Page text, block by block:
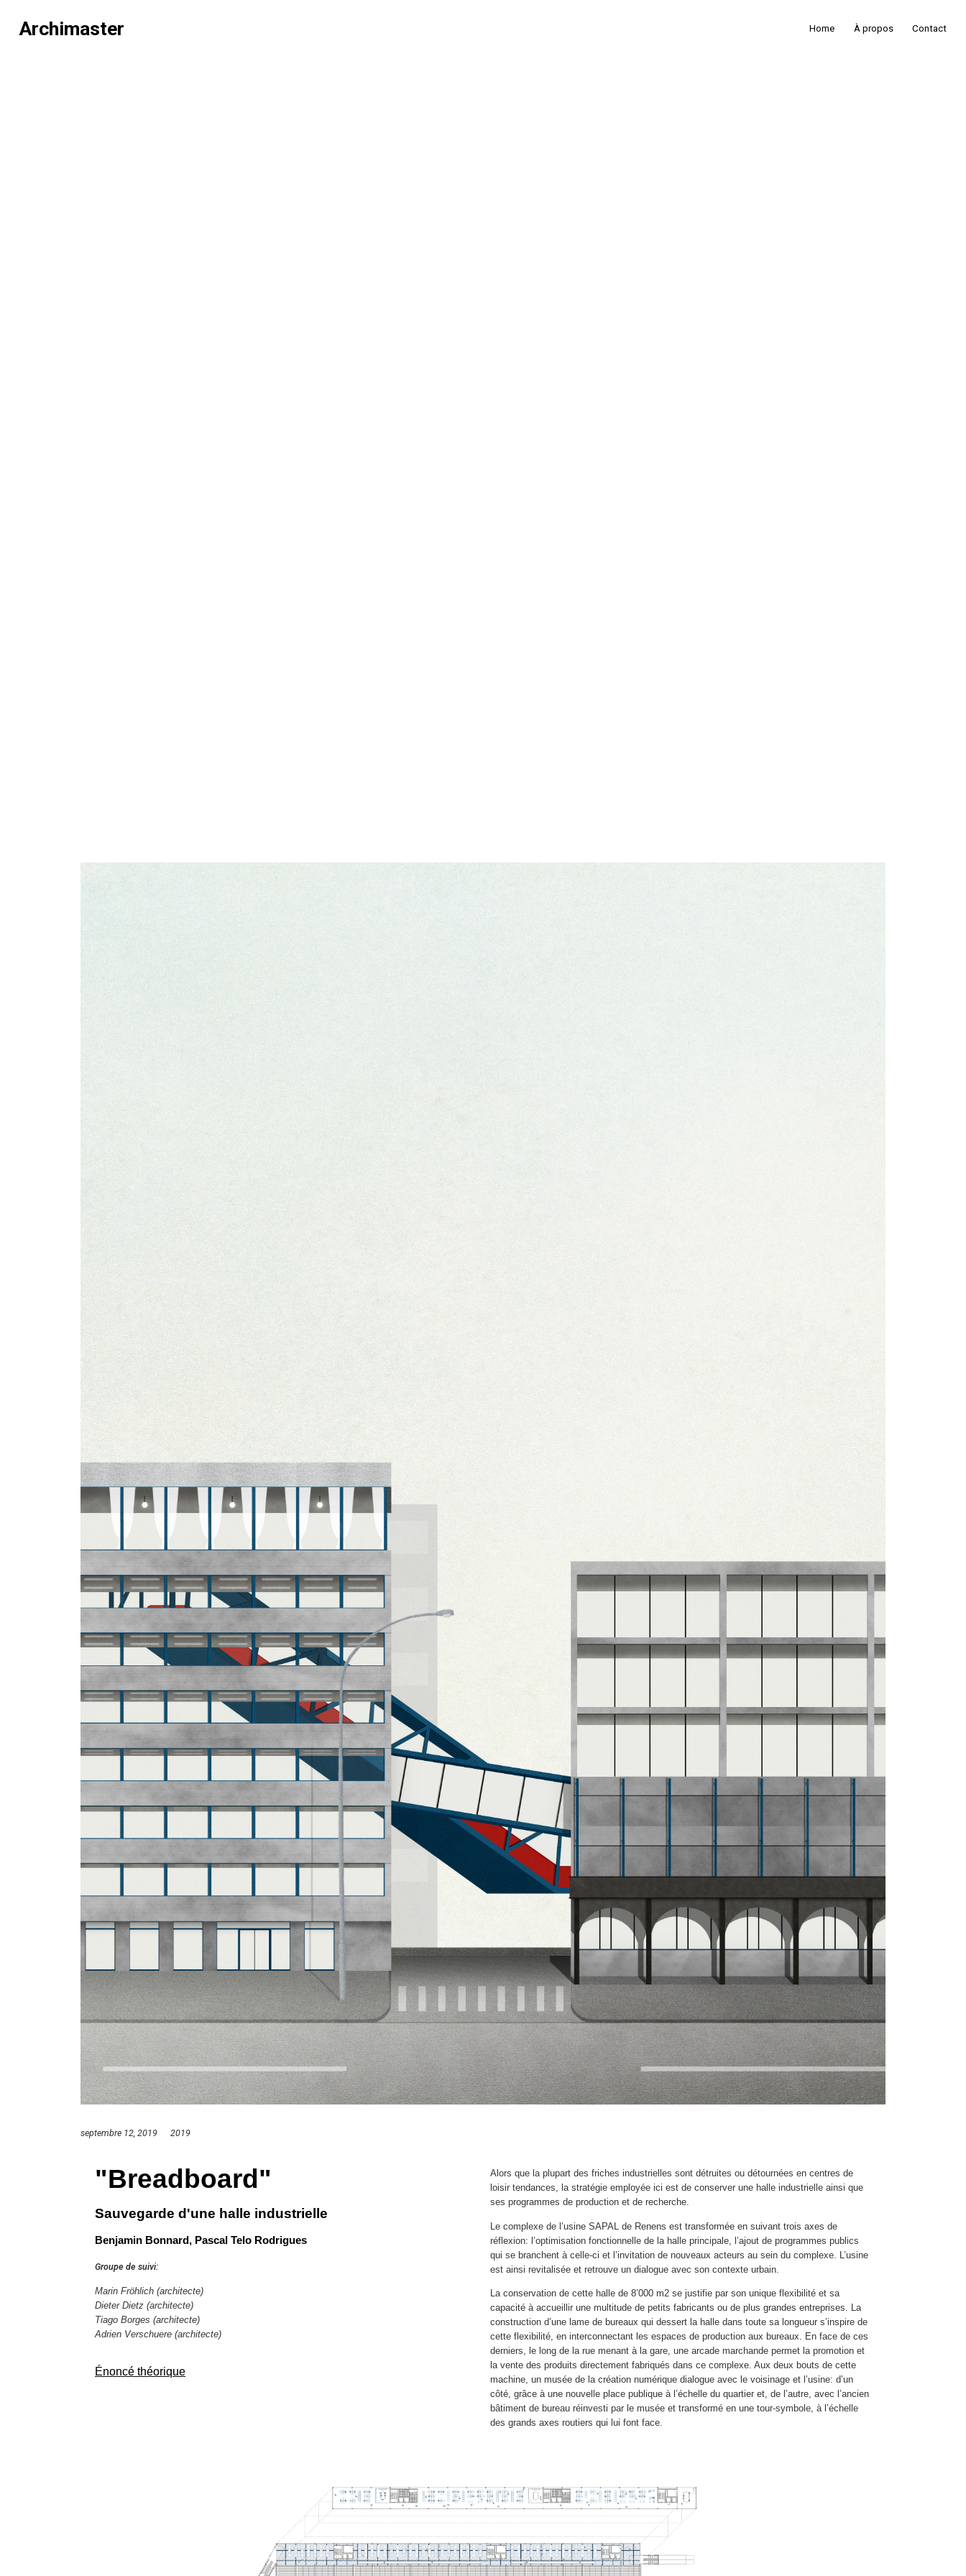
Archimaster Home À propos Contact
septembre 12, 2019 2019
"Breadboard"
Sauvegarde d'une halle industrielle
Benjamin Bonnard, Pascal Telo Rodrigues
Groupe de suivi:
Marin Fröhlich (architecte)
Dieter Dietz (architecte)
Tiago Borges (architecte)
Adrien Verschuere (architecte)
Énoncé théorique
Alors que la plupart des friches industrielles sont détruites ou détournées en centres de
loisir tendances, la stratégie employée ici est de conserver une halle industrielle ainsi que
ses programmes de production et de recherche.
Le complexe de l’usine SAPAL de Renens est transformée en suivant trois axes de
réflexion: l’optimisation fonctionnelle de la halle principale, l’ajout de programmes publics
qui se branchent à celle-ci et l’invitation de nouveaux acteurs au sein du complexe. L’usine
est ainsi revitalisée et retrouve un dialogue avec son contexte urbain.
La conservation de cette halle de 8’000 m2 se justifie par son unique flexibilité et sa
capacité à accueillir une multitude de petits fabricants ou de plus grandes entreprises. La
construction d’une lame de bureaux qui dessert la halle dans toute sa longueur s’inspire de
cette flexibilité, en interconnectant les espaces de production aux bureaux. En face de ces
derniers, le long de la rue menant à la gare, une arcade marchande permet la promotion et
la vente des produits directement fabriqués dans ce complexe. Aux deux bouts de cette
machine, un musée de la création numérique dialogue avec le voisinage et l’usine: d’un
côté, grâce à une nouvelle place publique à l’échelle du quartier et, de l’autre, avec l’ancien
bâtiment de bureau réinvesti par le musée et transformé en une tour-symbole, à l’échelle
des grands axes routiers qui lui font face.